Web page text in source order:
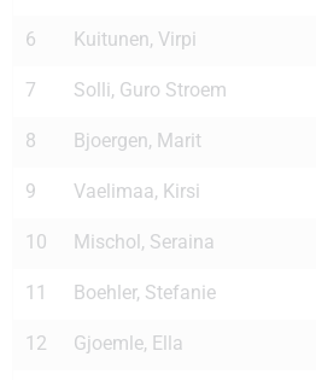
6 Kuitunen, Virpi
7 Solli, Guro Stroem
8 Bjoergen, Marit
9 Vaelimaa, Kirsi
10 Mischol, Seraina
11 Boehler, Stefanie
12 Gjoemle, Ella